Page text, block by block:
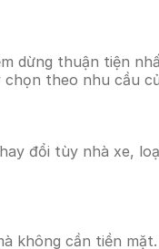
dừng thuận tiện
theo nhu cầu
đổi tùy nhà xe,
không cần tiền